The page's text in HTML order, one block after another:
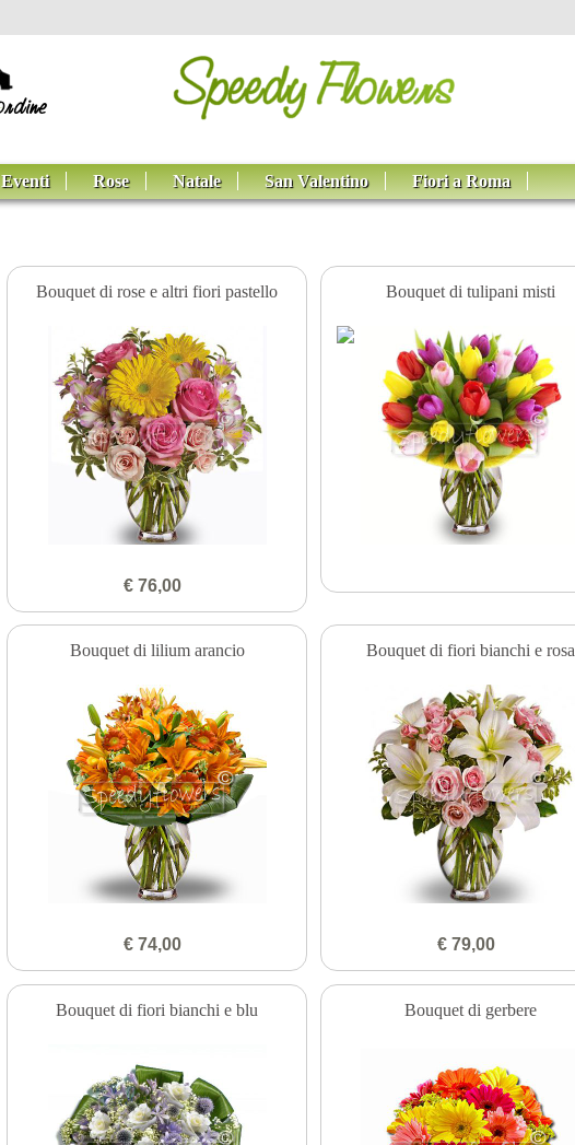
Eventi Rose Natale San Valentino Fiori a Roma
Bouquet di rose e altri fiori pastello
€ 76,00
Bouquet di tulipani misti
Bouquet di lilium arancio
€ 74,00
Bouquet di fiori bianchi e rosa
€ 79,00
Bouquet di fiori bianchi e blu Bouquet di gerbere